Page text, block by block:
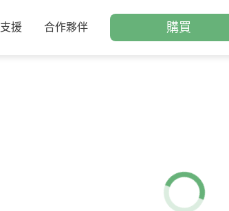
支援 合作夥伴 購買